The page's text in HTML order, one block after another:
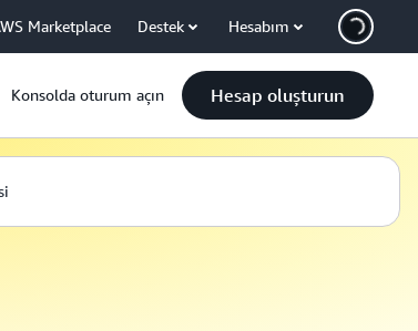
Marketplace Destek Hesabım
Konsolda oturum açın Hesap oluşturun